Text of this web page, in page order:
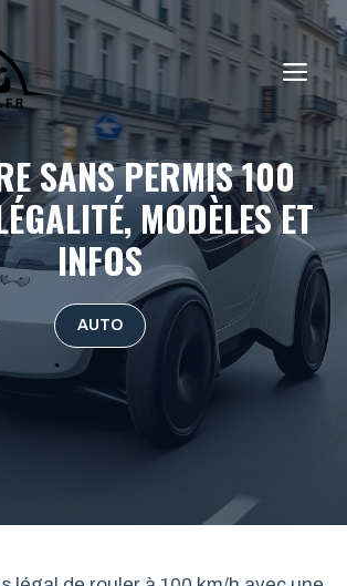
SANS PERMIS 100
MODÈLES ET
INFOS
AUTO